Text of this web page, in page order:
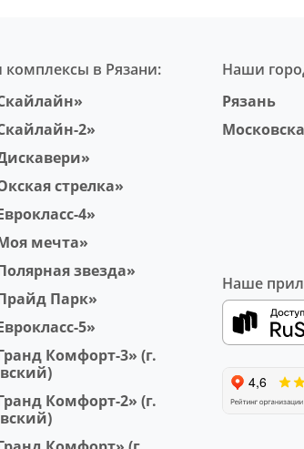
в Рязани:
2»
стрелка»
4»
мечта»
звезда»
Парк»
5»
Комфорт-3» (г.
Комфорт-2» (г.
Наши
Рязань
Наше